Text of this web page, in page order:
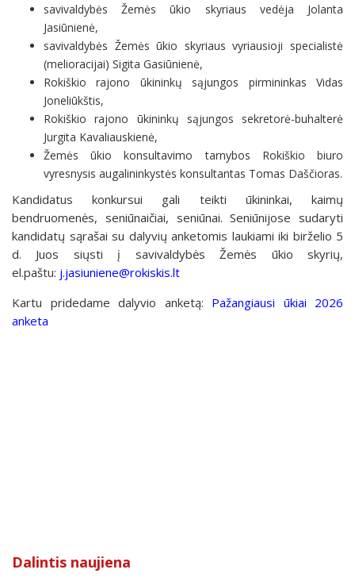
savivaldybės Žemės ūkio skyriaus vedėja Jolanta
Jasiūnienė,
savivaldybės Žemės ūkio skyriaus vyriausioji specialistė
(melioracijai) Sigita Gasiūnienė,
Rokiškio rajono ūkininkų sąjungos pirmininkas Vidas
Joneliūkštis,
Rokiškio rajono ūkininkų sąjungos sekretorė-buhalterė
Jurgita Kavaliauskienė,
Žemės ūkio konsultavimo tarnybos Rokiškio biuro
vyresnysis augalininkystės konsultantas Tomas Daščioras.
Kandidatus konkursui gali teikti ūkininkai, kaimų
bendruomenės, seniūnaičiai, seniūnai. Seniūnijose sudaryti
kandidatų sąrašai su dalyvių anketomis laukiami iki birželio 5
d. Juos siųsti į savivaldybės Žemės ūkio skyrių,
el.paštu: j.jasiuniene@rokiskis.lt
Kartu pridedame dalyvio anketą: Pažangiausi ūkiai 2026
anketa
Dalintis naujiena